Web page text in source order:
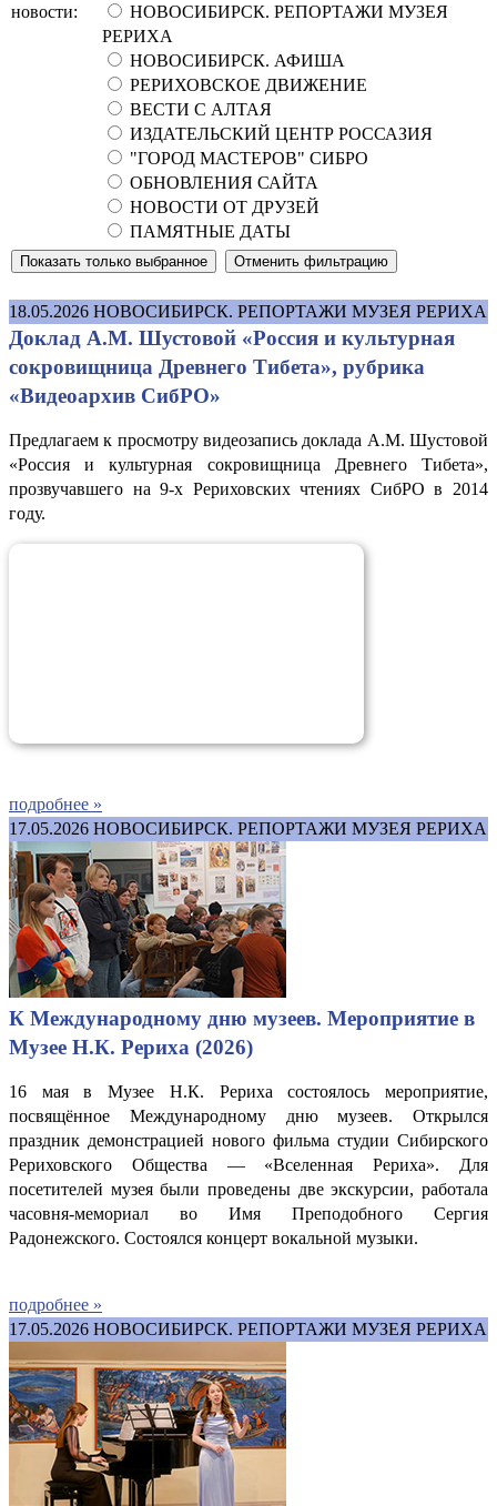
новости:
НОВОСИБИРСК. РЕПОРТАЖИ МУЗЕЯ
РЕРИХА
НОВОСИБИРСК. АФИША
РЕРИХОВСКОЕ ДВИЖЕНИЕ
ВЕСТИ С АЛТАЯ
ИЗДАТЕЛЬСКИЙ ЦЕНТР РОССАЗИЯ
"ГОРОД МАСТЕРОВ" СИБРО
ОБНОВЛЕНИЯ САЙТА
НОВОСТИ ОТ ДРУЗЕЙ
ПАМЯТНЫЕ ДАТЫ
18.05.2026 НОВОСИБИРСК. РЕПОРТАЖИ МУЗЕЯ РЕРИХА
Доклад А.М. Шустовой «Россия и культурная
сокровищница Древнего Тибета», рубрика
«Видеоархив СибРО»
Предлагаем к просмотру видеозапись доклада А.М. Шустовой
«Россия и культурная сокровищница Древнего Тибета»,
прозвучавшего на 9-х Рериховских чтениях СибРО в 2014
году.
подробнее »
17.05.2026 НОВОСИБИРСК. РЕПОРТАЖИ МУЗЕЯ РЕРИХА
К Международному дню музеев. Мероприятие в
Музее Н.К. Рериха (2026)
16 мая в Музее Н.К. Рериха состоялось мероприятие,
посвящённое Международному дню музеев. Открылся
праздник демонстрацией нового фильма студии Сибирского
Рериховского Общества — «Вселенная Рериха». Для
посетителей музея были проведены две экскурсии, работала
часовня-мемориал во Имя Преподобного Сергия
Радонежского. Состоялся концерт вокальной музыки.
подробнее »
17.05.2026 НОВОСИБИРСК. РЕПОРТАЖИ МУЗЕЯ РЕРИХА